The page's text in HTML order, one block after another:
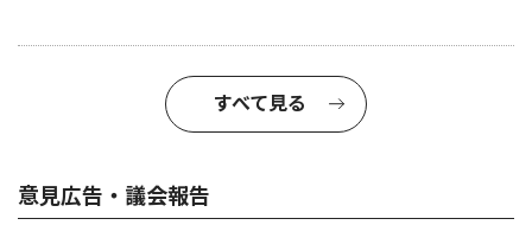
すべて見る
意見広告・議会報告